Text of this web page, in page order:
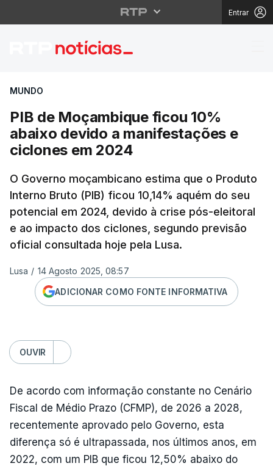
Entrar
PIB de Moçambique
MUNDO
PIB de Moçambique ficou 10%
abaixo devido a manifestações e
ciclones em 2024
O Governo moçambicano estima que o Produto
Interno Bruto (PIB) ficou 10,14% aquém do seu
potencial em 2024, devido à crise pós-eleitoral
e ao impacto dos ciclones, segundo previsão
oficial consultada hoje pela Lusa.
Lusa / 14 Agosto 2025, 08:57
ADICIONAR COMO FONTE INFORMATIVA
OUVIR
De acordo com informação constante no Cenário
Fiscal de Médio Prazo (CFMP), de 2026 a 2028,
recentemente aprovado pelo Governo, esta
diferença só é ultrapassada, nos últimos anos, em
2022, com um PIB que ficou 12,50% abaixo do